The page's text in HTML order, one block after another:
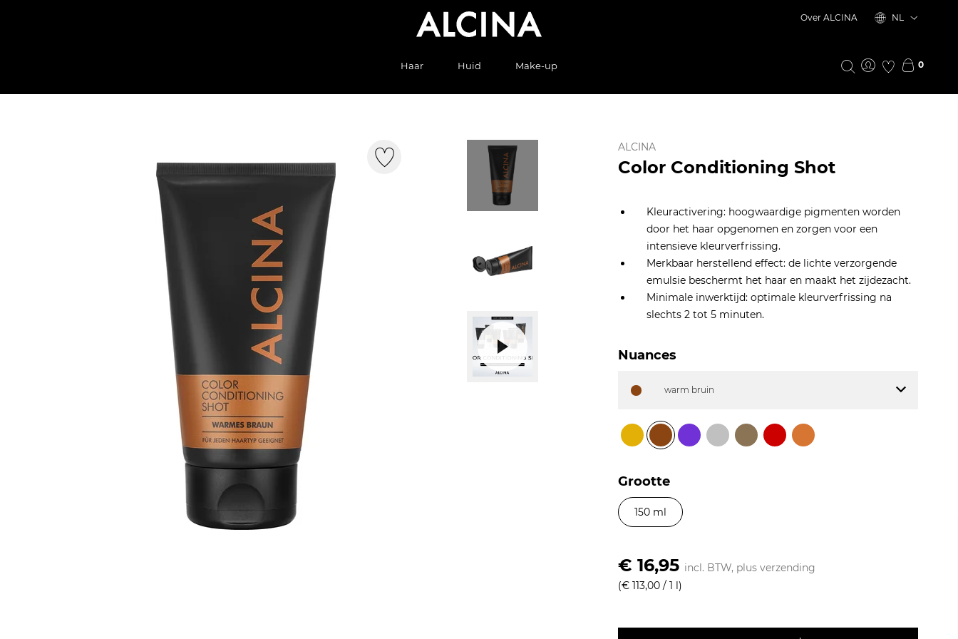
Over ALCINA NL
0
Haar Huid Make-up
ALCINA
Color Conditioning Shot
Kleuractivering: hoogwaardige pigmenten worden
door het haar opgenomen en zorgen voor een
intensieve kleurverfrissing.
Merkbaar herstellend effect: de lichte verzorgende
emulsie beschermt het haar en maakt het zijdezacht.
Minimale inwerktijd: optimale kleurverfrissing na
slechts 2 tot 5 minuten.
Nuances
warm bruin
Grootte
150 ml
€ 16,95 incl. BTW, plus verzending
(€ 113,00 / 1 l)